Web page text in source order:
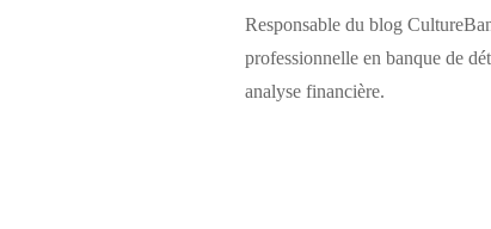
Responsable du blog
professionnelle en banque de
analyse financière.